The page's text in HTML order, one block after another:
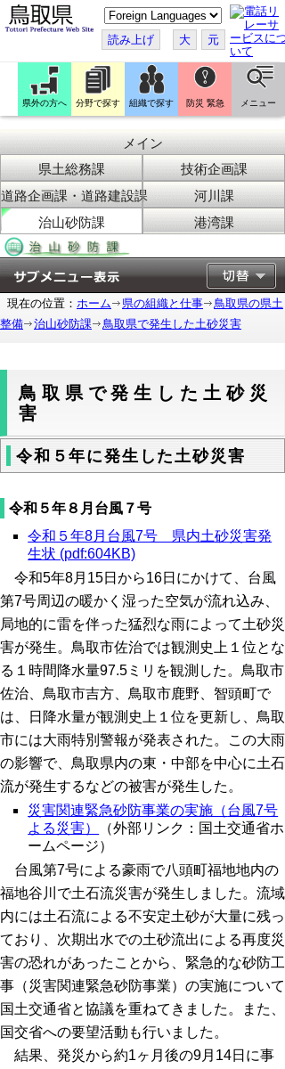
こ
の
ペ
ー
ジ
翻
訳
す
読み上げ 大 元
県外の方へ 分野で探す 組織で探す 防災 緊急 メニュー
メイン
県土総務課
技術企画課
道路企画課・道路建設課
河川課
治山砂防課
港湾課
現在の位置： ホーム 県の組織と仕事
鳥取県の県土
整備
治山砂防課 鳥取県で発生した土砂災害
鳥取県で発生した土砂災
害
令和５年に発生した土砂災害
令和５年８月台風７号
令和５年8月台風7号 県内土砂災害発
生状 (pdf:604KB)
令和5年8月15日から16日にかけて、台風
第7号周辺の暖かく湿った空気が流れ込み、
局地的に雷を伴った猛烈な雨によって土砂災
害が発生。鳥取市佐治では観測史上１位とな
る１時間降水量97.5ミリを観測した。鳥取市
佐治、鳥取市吉方、鳥取市鹿野、智頭町で
は、日降水量が観測史上１位を更新し、鳥取
市には大雨特別警報が発表された。この大雨
の影響で、鳥取県内の東・中部を中心に土石
流が発生するなどの被害が発生した。
災害関連緊急砂防事業の実施（台風7号
よる災害）
（外部リンク： 国土交通省ホ
ームページ）
台風第7号による豪雨で八頭町福地地内の
福地谷川で土石流災害が発生しました。流域
内には土石流による不安定土砂が大量に残っ
ており、次期出水での土砂流出による再度災
害の恐れがあったことから、緊急的な砂防工
事（災害関連緊急砂防事業）の実施について
国土交通省と協議を重ねてきました。また、
国交省への要望活動も行いました。
結果、発災から約1ヶ月後の9月14日に事